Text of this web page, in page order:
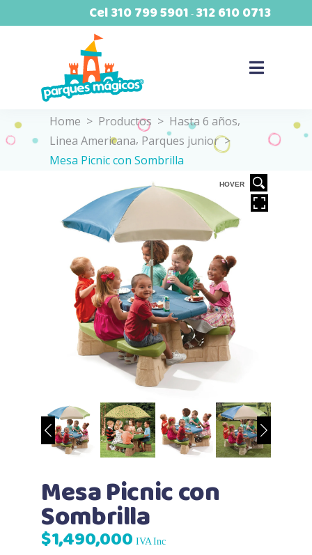
Cel310 799 5901 - 312 610 0713
Home > Productos > Hasta 6 años,
Linea Americana, Parques junior>
Mesa Picnic con Sombrilla
HOVER
Mesa Picnic con
Sombrilla
$1,490,000 IVA Inc